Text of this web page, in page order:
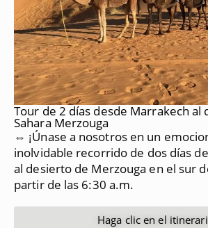
Tour de 2 días desde Marrakech al
Sahara Merzouga
⇔ ¡Únase a nosotros en un
inolvidable recorrido de dos días
al desierto de Merzouga en el sur
partir de las 6:30 a.m.
Haga clic en el